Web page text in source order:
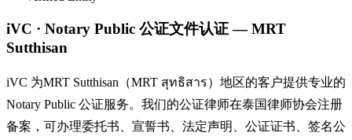
iVC · Notary Public 公证文件认证 — MRT
Sutthisan
iVC 为MRT Sutthisan（MRT สุทธิสาร）地区的客户提供专业的
Notary Public 公证服务。我们的公证律师在泰国律师协会注册
备案，可办理委托书、宣誓书、法定声明、公证证书、签名公